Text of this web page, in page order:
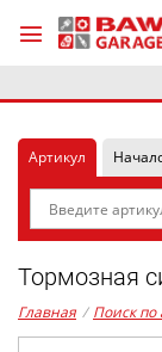
Артикул
Тормозная
Главная / Поиск по